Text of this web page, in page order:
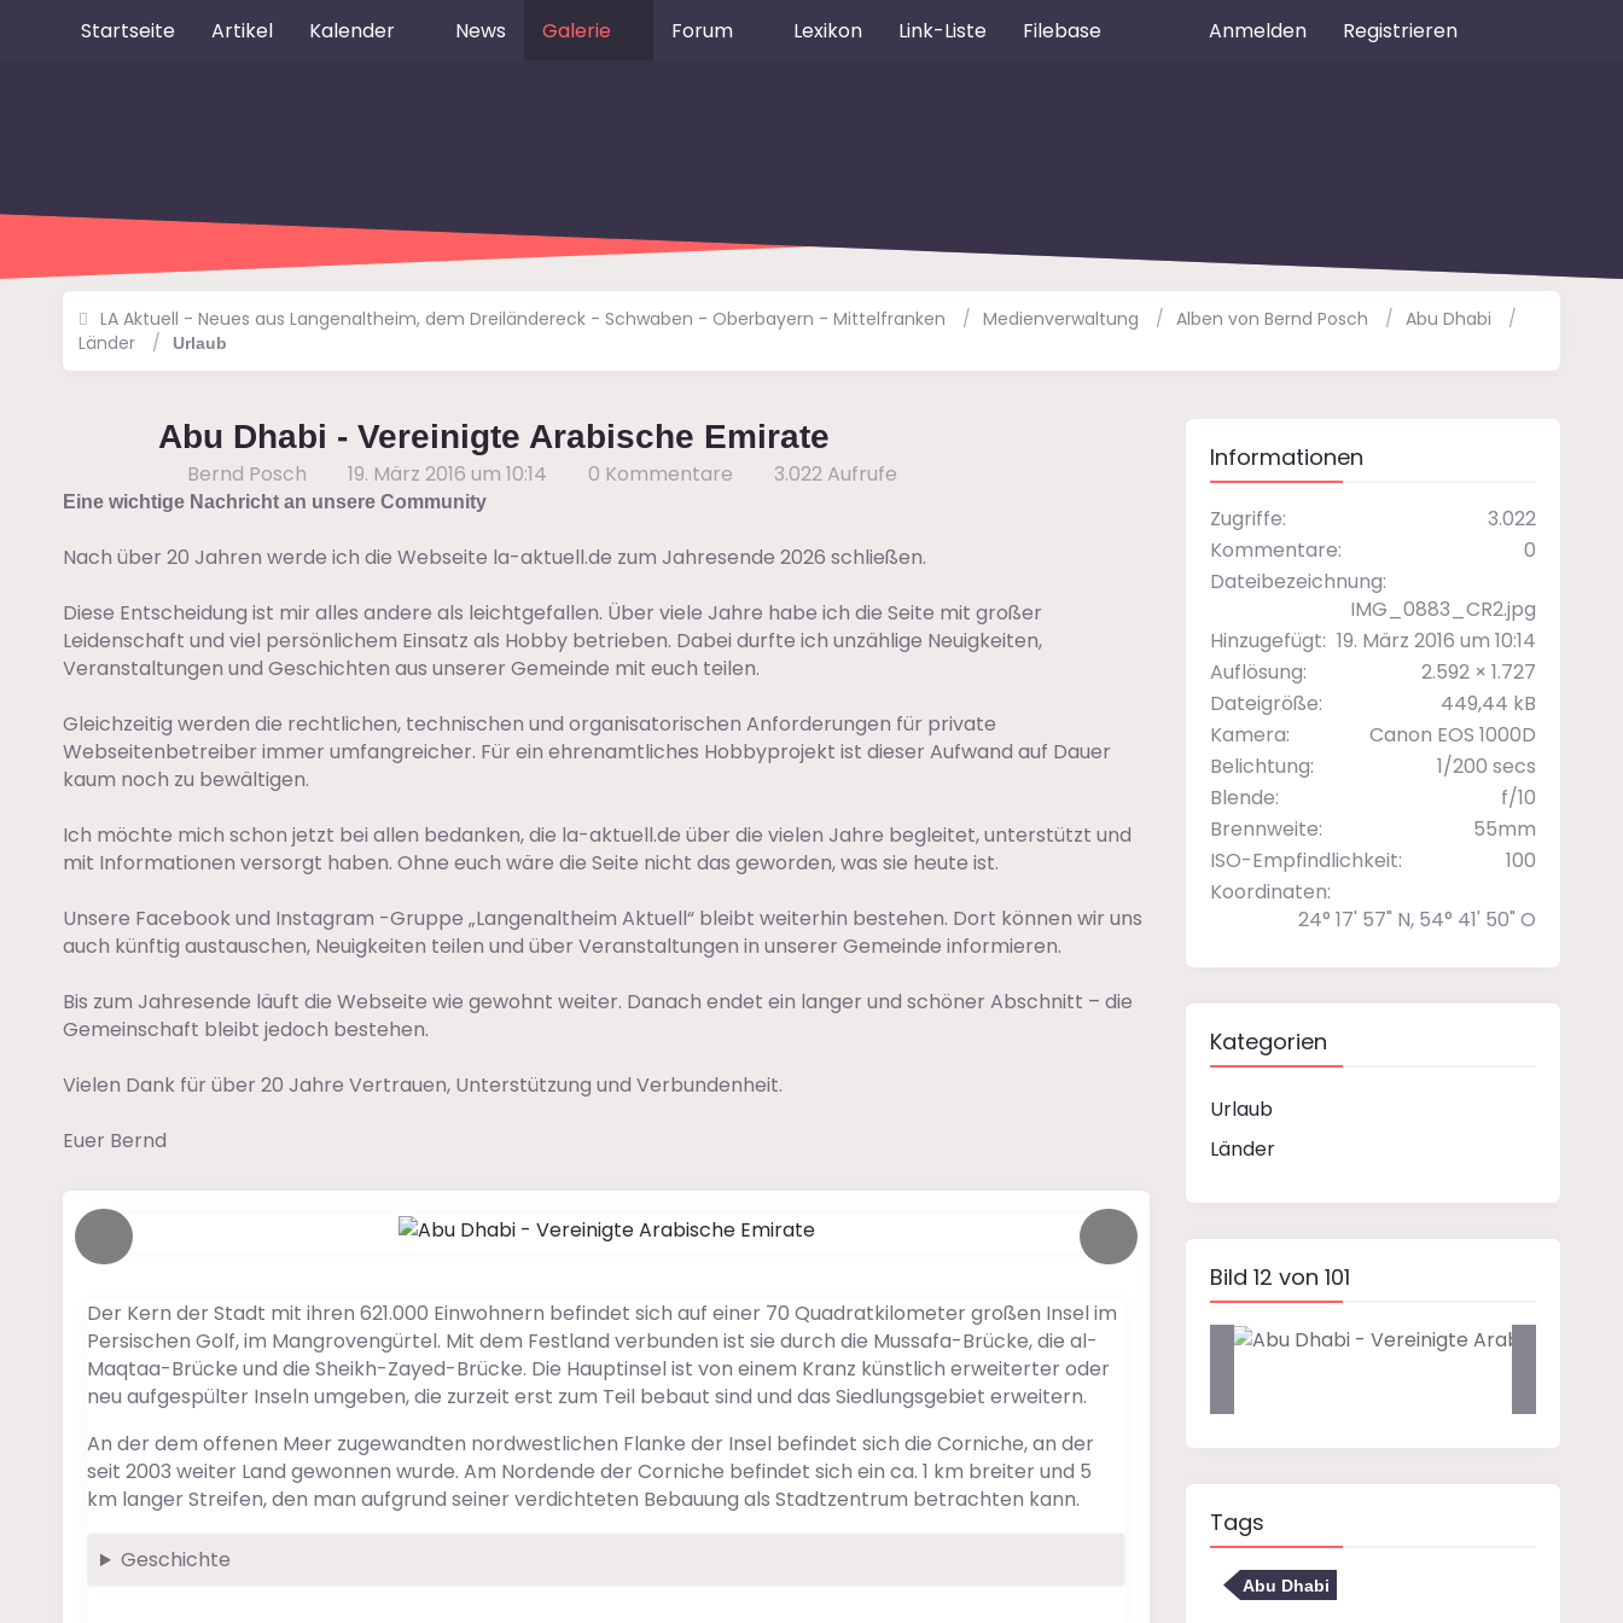
Startseite Artikel Kalender News Galerie Forum Lexikon Link-Liste Filebase Anmelden Registrieren
LA Aktuell - Neues aus Langenaltheim, dem Dreiländereck - Schwaben - Oberbayern - Mittelfranken Medienverwaltung Alben von Bernd Posch
Abu Dhabi
Länder
Urlaub
Abu Dhabi - Vereinigte Arabische Emirate
Bernd Posch 19. März 2016 um 10:14 0 Kommentare 3.022 Aufrufe
Eine wichtige Nachricht an unsere Community
Nach über 20 Jahren werde ich die Webseite la-aktuell.de zum Jahresende 2026 schließen.
Diese Entscheidung ist mir alles andere als leichtgefallen. Über viele Jahre habe ich die Seite mit großer
Leidenschaft und viel persönlichem Einsatz als Hobby betrieben. Dabei durfte ich unzählige Neuigkeiten,
Veranstaltungen und Geschichten aus unserer Gemeinde mit euch teilen.
Gleichzeitig werden die rechtlichen, technischen und organisatorischen Anforderungen für private
Webseitenbetreiber immer umfangreicher. Für ein ehrenamtliches Hobbyprojekt ist dieser Aufwand auf Dauer
kaum noch zu bewältigen.
Ich möchte mich schon jetzt bei allen bedanken, die la-aktuell.de über die vielen Jahre begleitet, unterstützt und
mit Informationen versorgt haben. Ohne euch wäre die Seite nicht das geworden, was sie heute ist.
Unsere Facebook und Instagram -Gruppe „Langenaltheim Aktuell“ bleibt weiterhin bestehen. Dort können wir uns
auch künftig austauschen, Neuigkeiten teilen und über Veranstaltungen in unserer Gemeinde informieren.
Bis zum Jahresende läuft die Webseite wie gewohnt weiter. Danach endet ein langer und schöner Abschnitt – die
Gemeinschaft bleibt jedoch bestehen.
Vielen Dank für über 20 Jahre Vertrauen, Unterstützung und Verbundenheit.
Euer Bernd
Der Kern der Stadt mit ihren 621.000 Einwohnern befindet sich auf einer 70 Quadratkilometer großen Insel im
Persischen Golf, im Mangrovengürtel. Mit dem Festland verbunden ist sie durch die Mussafa-Brücke, die al-
Maqtaa-Brücke und die Sheikh-Zayed-Brücke. Die Hauptinsel ist von einem Kranz künstlich erweiterter oder
neu aufgespülter Inseln umgeben, die zurzeit erst zum Teil bebaut sind und das Siedlungsgebiet erweitern.
An der dem offenen Meer zugewandten nordwestlichen Flanke der Insel befindet sich die Corniche, an der
seit 2003 weiter Land gewonnen wurde. Am Nordende der Corniche befindet sich ein ca. 1 km breiter und 5
km langer Streifen, den man aufgrund seiner verdichteten Bebauung als Stadtzentrum betrachten kann.
Geschichte
Informationen
Zugriffe
3.022
Kommentare
0
Dateibezeichnung
IMG_0883_CR2.jpg
Hinzugefügt 19. März 2016 um 10:14
Auflösung
2.592 × 1.727
Dateigröße
449,44 kB
Kamera
Canon EOS 1000D
Belichtung
1/200 secs
Blende
f/10
Brennweite
55mm
ISO-Empfindlichkeit
100
Koordinaten
24° 17' 57" N, 54° 41' 50" O
Kategorien
Urlaub
Länder
Bild 12 von 101
Tags
Abu Dhabi